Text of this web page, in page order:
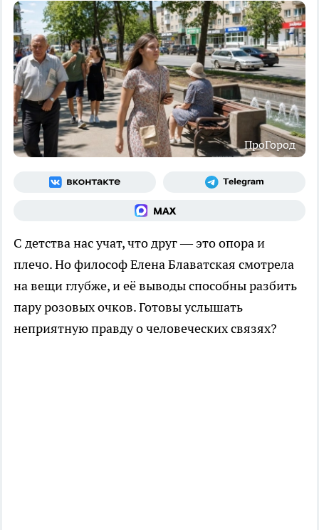
ПроГород
С детства нас учат, что друг — это опора и
плечо. Но философ Елена Блаватская смотрела
на вещи глубже, и её выводы способны разбить
пару розовых очков. Готовы услышать
неприятную правду о человеческих связях?